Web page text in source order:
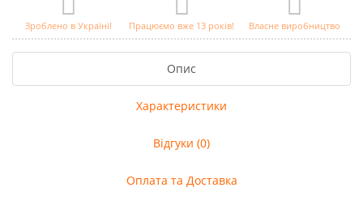
Зроблено в Україні! Працюємо вже 13 років! Власне виробництво
Опис
Характеристики
Відгуки (0)
Оплата та Доставка